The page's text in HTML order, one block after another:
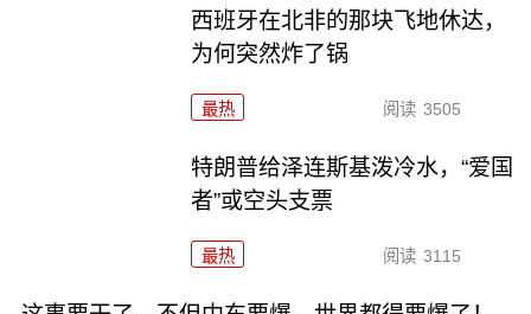
西班牙在北非的那块飞地休达，
为何突然炸了锅
最热 阅读 3505
特朗普给泽连斯基泼冷水，“爱国
者”或空头支票
最热 阅读 3115